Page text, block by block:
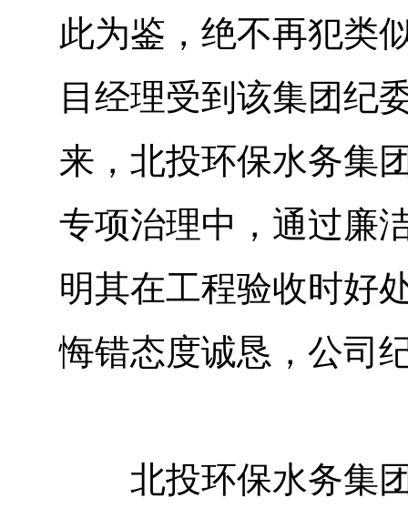
此为鉴，绝不再犯类
目经理受到该集团纪
来，北投环保水务集
专项治理中，通过廉
明其在工程验收时好
悔错态度诚恳，公司
北投环保水务集团